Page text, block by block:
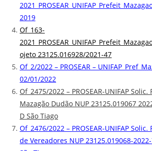
2019
Of_163-
ojeto 23125.016928/2021-47
Of_2/2022 – PROSEAR –
02/01/2022
Of_2475/2022 – PROSEAR-UNIFAP
Mazagão Dudão NUP 23125.019067
D São Tiago
Of_2476/2022 – PROSEAR-UNIFAP
de Vereadores NUP 23125.019068-